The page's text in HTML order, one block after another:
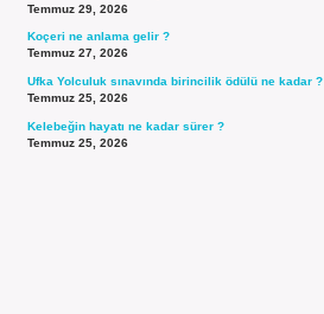
Temmuz 29, 2026
Koçeri ne anlama gelir ?
Temmuz 27, 2026
Ufka Yolculuk sınavında birincilik ödülü ne kadar ?
Temmuz 25, 2026
Kelebeğin hayatı ne kadar sürer ?
Temmuz 25, 2026